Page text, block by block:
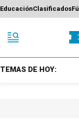
EducaciónClasificados
TEMAS DE HOY: